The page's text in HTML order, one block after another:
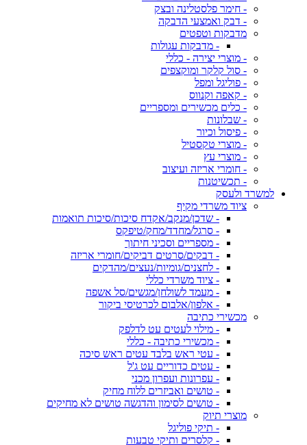
- חימר פלסטלינה ובצק
- דבק ואמצעי הדבקה
מדבקות וטפטים
- מדבקות עגולות
- מוצרי יצירה - כללי
- סול קלקר ומוקצפים
- פוליגל ומפל
- קאפה וקנווס
- כלים מכשירים ומספריים
- שבלונות
- פיסול וכיור
- מוצרי טקסטיל
- מוצרי עץ
- חומרי אריזה ועיצוב
- תכשיטנות
למשרד ולעסק
ציוד משרדי מקיף
- שדכן/מנקב/אקדח סיכות/סיכות תואמות
- סרגל/מחדד/מחק/טיפקס
- מספריים וסכיני חיתוך
- דבקים/סרטים דביקים/חומרי אריזה
- לחצנים/גומיות/נעצים/מהדקים
- ציוד משרדי כללי
- מעמד לשולחן/מגשים/סל אשפה
- אלפון/אלבום לכרטיסי ביקור
מכשירי כתיבה
- מילוי לעטים עט לדלפק
- מכשירי כתיבה - כללי
- עטי ראש בלבד עטים ראש סיכה
- עטים כדוריים עט ג'ל
- עפרונות ועפרון מכני
- טושים ואביזרים ללוח מחיק
- טושים לסימון והדגשה טושים לא מחיקים
מוצרי תיוק
- תיקי פוליגל
- קלסרים ותיקי טבעות